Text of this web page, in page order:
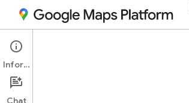
Documentación
Precios
Información
Chat